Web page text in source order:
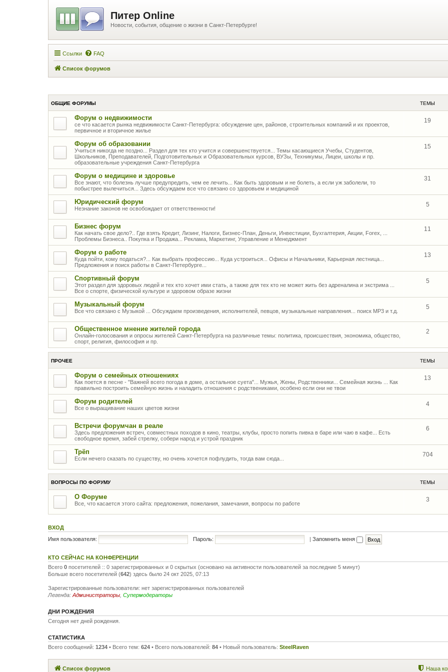
Питер Online
Новости, события, общение о жизни в Санкт-Петербурге!
Ссылки FAQ
Список форумов
ОБЩИЕ ФОРУМЫ ТЕМЫ
Форум о недвижимости
се что касается рынка недвижимости Санкт-Петербурга: обсуждение цен, районов, строительных компаний и их проектов,
первичное и вторичное жилье
19
Форум об образовании
Учиться никогда не поздно... Раздел для тех кто учится и совершенствуется... Темы касающиеся Учебы, Студентов,
Школьников, Преподавателей, Подготовительных и Образовательных курсов, ВУЗы, Техникумы, Лицеи, школы и пр.
образовательные учреждения Санкт-Петербурга
15
Форум о медицине и здоровье
Все знают, что болезнь лучше предупредить, чем ее лечить... Как быть здоровым и не болеть, а если уж заболели, то
побыстрее вылечиться... Здесь обсуждаем все что связано со здоровьем и медициной
31
Юридический форум
Незнание законов не освобождает от ответственности!
5
Бизнес форум
Как начать свое дело?.. Где взять Кредит, Лизинг, Налоги, Бизнес-План, Деньги, Инвестиции, Бухгалтерия, Акции, Forex, ...
Проблемы Бизнеса.. Покупка и Продажа... Реклама, Маркетинг, Управление и Менеджмент
11
Форум о работе
Куда пойти, кому податься?... Как выбрать профессию... Куда устроиться... Офисы и Начальники, Карьерная лестница...
Предложения и поиск работы в Санкт-Петербурге...
13
Спортивный форум
Этот раздел для здоровых людей и тех кто хочет ими стать, а также для тех кто не может жить без адреналина и экстрима ...
Все о спорте, физической культуре и здоровом образе жизни
5
Музыкальный форум
Все что связано с Музыкой ... Обсуждаем произведения, исполнителей, певцов, музыкальные направления... поиск MP3 и т.д.
5
Общественное мнение жителей города
Онлайн-голосования и опросы жителей Санкт-Петербурга на различные темы: политика, происшествия, экономика, общество,
спорт, религия, философия и пр.
2
ПРОЧЕЕ ТЕМЫ
Форум о семейных отношениях
Как поется в песне - "Важней всего погода в доме, а остальное суета"... Мужья, Жены, Родственники... Семейная жизнь ... Как
правильно построить семейную жизнь и наладить отношения с родствениками, особено если они не твои
13
Форум родителей
Все о выращивание наших цветов жизни
4
Встречи форумчан в реале
Здесь предложения встреч, совместных походов в кино, театры, клубы, просто попить пивка в баре или чаю в кафе... Есть
свободное время, забей стрелку, собери народ и устрой праздник
6
Трёп
Если нечего сказать по существу, но очень хочется пофлудить, тогда вам сюда...
704
ВОПРОСЫ ПО ФОРУМУ ТЕМЫ
О Форуме
Все, что касается этого сайта: предложения, пожелания, замечания, вопросы по работе
3
ВХОД
Имя пользователя:
Пароль: | Запомнить меня
КТО СЕЙЧАС НА КОНФЕРЕНЦИИ
Всего 0 посетителей :: 0 зарегистрированных и 0 скрытых (основано на активности пользователей за последние 5 минут)
Больше всего посетителей (642) здесь было 24 окт 2025, 07:13
Зарегистрированные пользователи: нет зарегистрированных пользователей
Легенда: Администраторы Супермодераторы
ДНИ РОЖДЕНИЯ
Сегодня нет дней рождения.
СТАТИСТИКА
Всего сообщений: 1234 • Всего тем: 624 • Всего пользователей: 84 • Новый пользователь: SteelRaven
Список форумов Наша